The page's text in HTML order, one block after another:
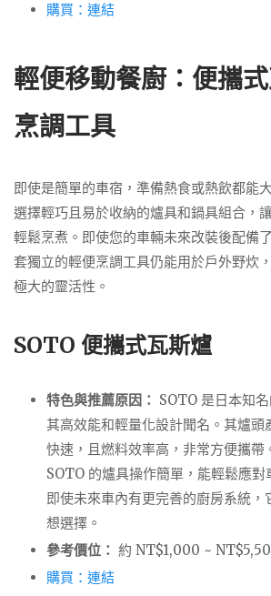
購買：連結
輕便移動餐廚：便攜
烹調工具
即使是簡單的車宿，準備熱食或熱飲都能
選擇輕巧且易於收納的爐具和鍋具組合，
輕鬆烹煮。即使您的車輛未來改裝後配備
套獨立的輕便烹調工具仍能用於戶外野炊
極大的靈活性。
SOTO 便攜式瓦斯爐
特色與推薦原因： SOTO 是日本知
其高效能和輕量化設計聞名。其爐頭
快速，且燃料效率高，非常方便攜帶
SOTO 的爐具操作簡單，能輕鬆應對
即使未來車內有更完善的廚房系統，
想選擇。
參考價位： 約 NT$1,000 ~
購買：連結